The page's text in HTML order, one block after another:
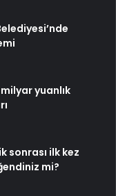
yuanlık
sonrası ilk kez
mi?